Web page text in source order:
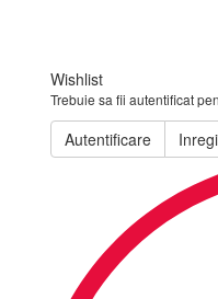
Wishlist
Trebuie sa fii autentificat
Autentificare